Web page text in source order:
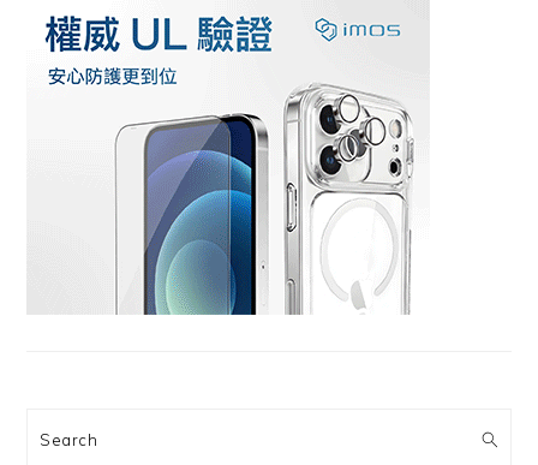
Search